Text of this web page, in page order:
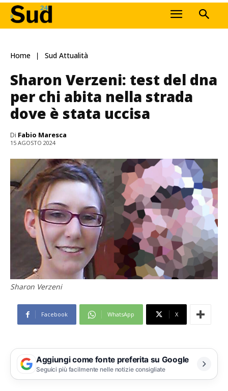
Home Sud Attualità
Sharon Verzeni: test del dna
per chi abita nella strada
dove è stata uccisa
Di Fabio Maresca
15 AGOSTO 2024
Sharon Verzeni
Facebook WhatsApp X
Aggiungi come fonte preferita su Google
Seguici più facilmente nelle notizie consigliate